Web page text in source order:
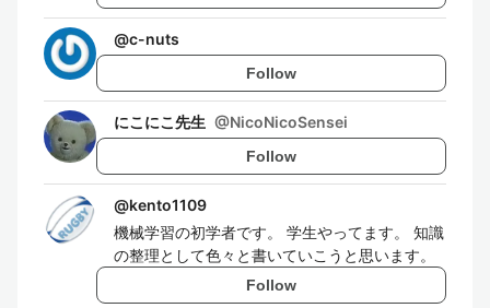
@c-nuts
Follow
にこにこ先生 @NicoNicoSensei
Follow
@kento1109
機械学習の初学者です。 学生やってます。 知識
の整理として色々と書いていこうと思います。
Follow